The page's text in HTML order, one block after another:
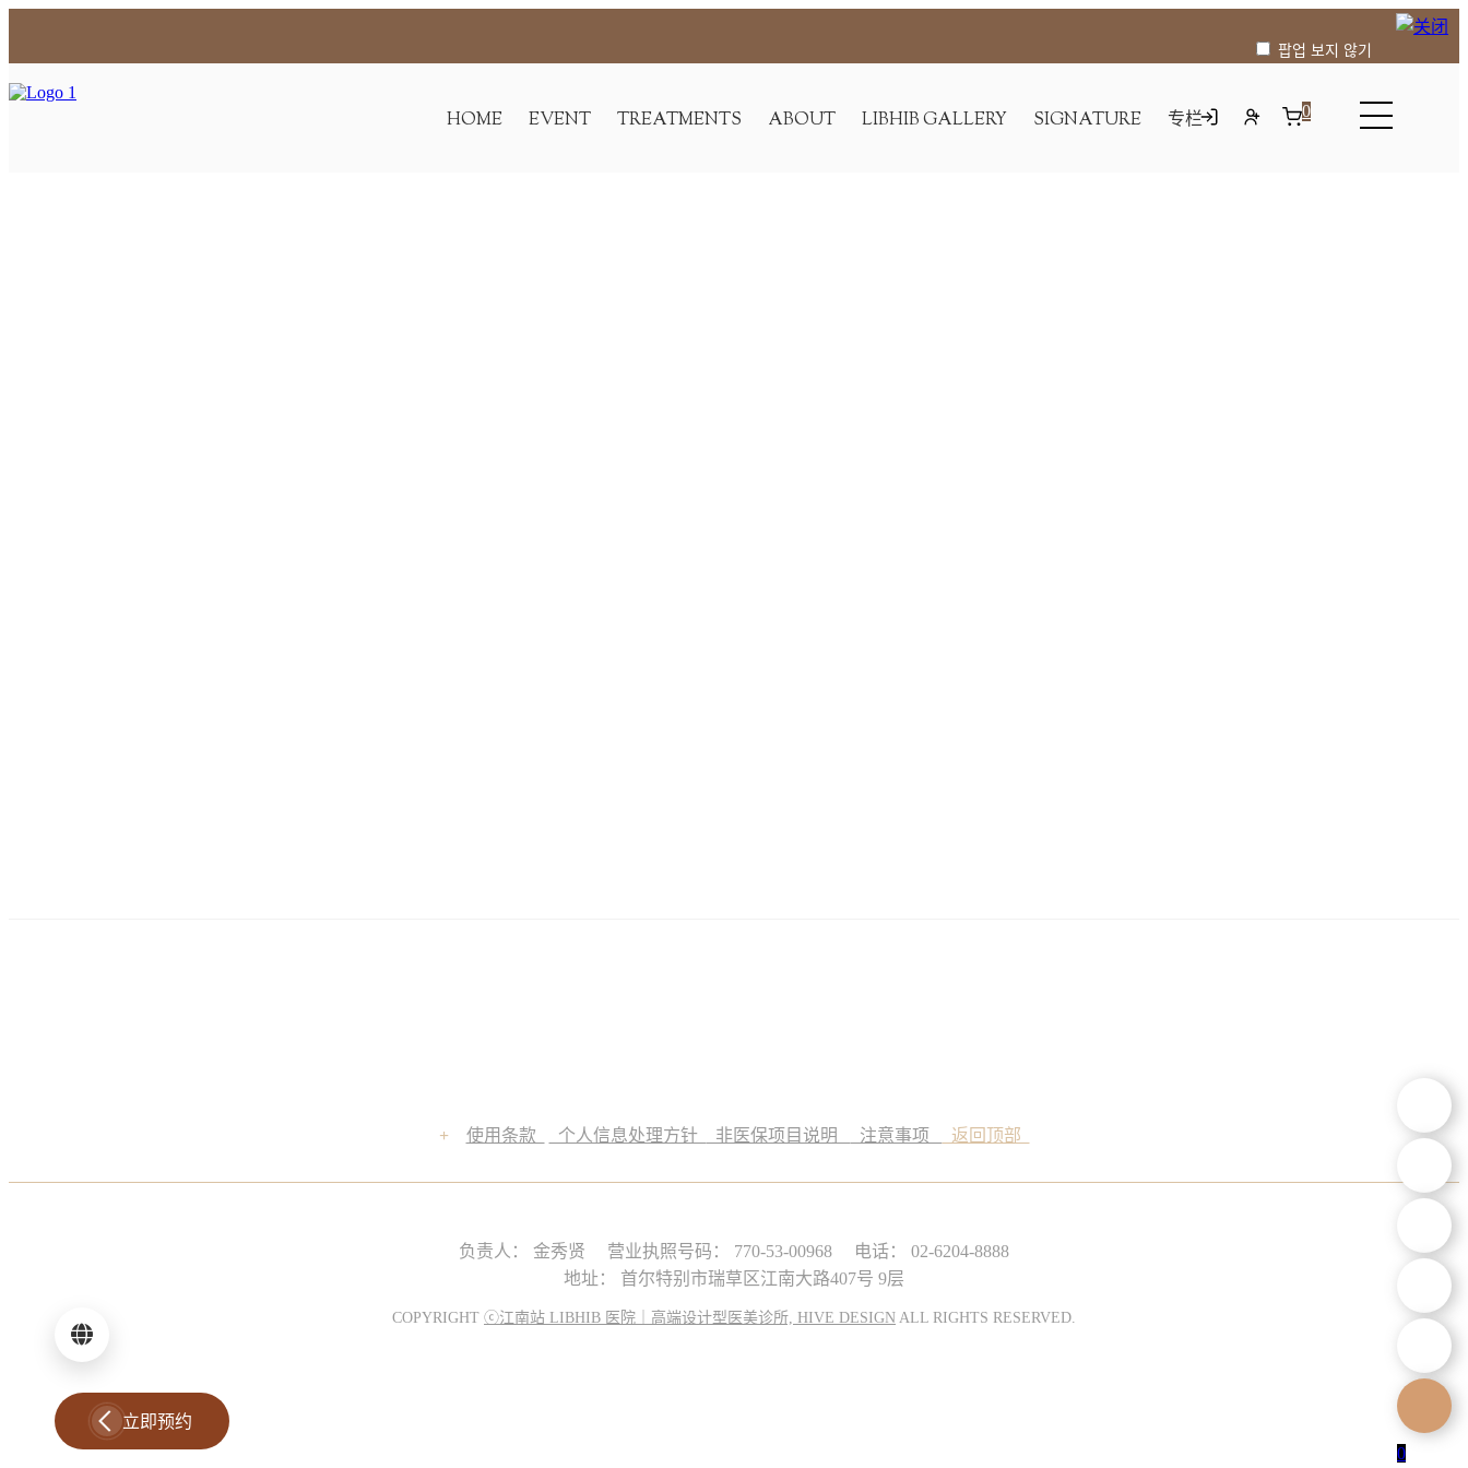
立即预约
0
팝업 보지 않기
HOME EVENT TREATMENTS ABOUT LIBHIB GALLERY SIGNATURE 专栏 0
+ 使用条款 个人信息处理方针 非医保项目说明 注意事项 返回顶部
负责人： 金秀贤 营业执照号码： 770-53-00968
电话： 02-6204-8888
地址： 首尔特别市瑞草区江南大路407号 9层
COPYRIGHT ⓒ江南站 LIBHIB 医院｜高端设计型医美诊所, HIVE DESIGN ALL RIGHTS RESERVED.